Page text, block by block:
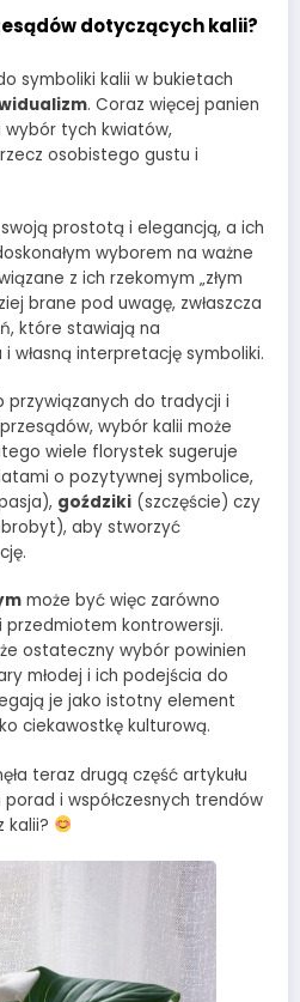
dotyczących kalii?
symboliki kalii w bukietach
. Coraz więcej panien
wybór tych kwiatów,
osobistego gustu i
prostotą i elegancją, a ich
wyborem na ważne
z ich rzekomym „złym
brane pod uwagę, zwłaszcza
które stawiają na
własną interpretację symboliki.
przywiązanych do tradycji i
wybór kalii może
wiele florystek sugeruje
o pozytywnej symbolice,
goździki (szczęście) czy
aby stworzyć
może być więc zarówno
przedmiotem kontrowersji.
ostateczny wybór powinien
młodej i ich podejścia do
je jako istotny element
ciekawostkę kulturową.
teraz drugą część artykułu
i współczesnych trendów
kalii?